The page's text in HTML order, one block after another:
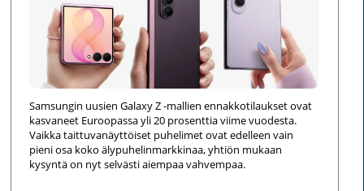
Samsungin uusien Galaxy Z -mallien ennakkotilaukset ovat
kasvaneet Euroopassa yli 20 prosenttia viime vuodesta.
Vaikka taittuvanäyttöiset puhelimet ovat edelleen vain
pieni osa koko älypuhelinmarkkinaa, yhtiön mukaan
kysyntä on nyt selvästi aiempaa vahvempaa.